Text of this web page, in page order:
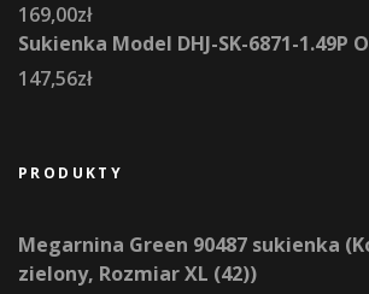
169,00zł
Sukienka Model DHJ-SK-6871-1.49P
147,56zł
PRODUKTY
Megarnina Green 90487 sukienka
zielony, Rozmiar XL (42))